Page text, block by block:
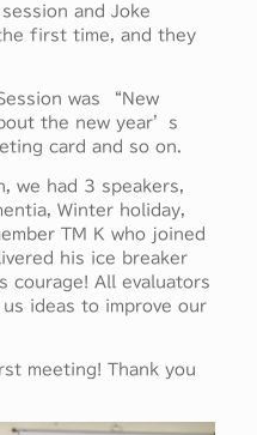
and Joke
first time, and they
was “ New
the new year’ s
card and so on.
we had 3 speakers,
Winter holiday,
TM K who joined
his ice breaker
courage! All evaluators
us ideas to improve our
meeting! Thank you